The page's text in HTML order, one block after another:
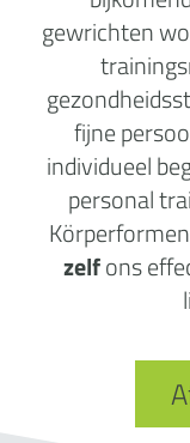
gewrichten
fijne
individueel
personal
zelfons